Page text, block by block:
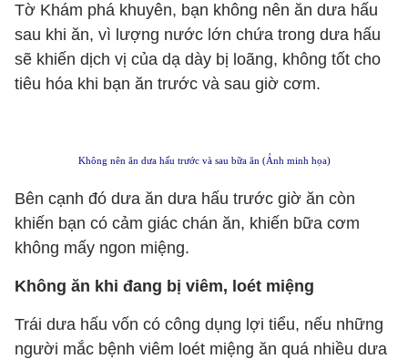
Tờ Khám phá khuyên, bạn không nên ăn dưa hấu
sau khi ăn, vì lượng nước lớn chứa trong dưa hấu
sẽ khiến dịch vị của dạ dày bị loãng, không tốt cho
tiêu hóa khi bạn ăn trước và sau giờ cơm.
Không nên ăn dưa hấu trước và sau bữa ăn (Ảnh minh họa)
Bên cạnh đó dưa ăn dưa hấu trước giờ ăn còn
khiến bạn có cảm giác chán ăn, khiến bữa cơm
không mấy ngon miệng.
Không ăn khi đang bị viêm, loét miệng
Trái dưa hấu vốn có công dụng lợi tiểu, nếu những
người mắc bệnh viêm loét miệng ăn quá nhiều dưa